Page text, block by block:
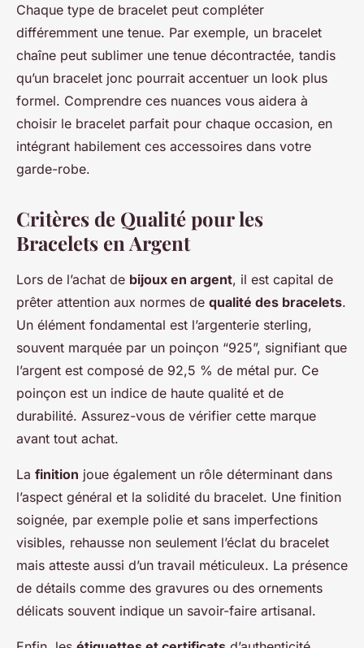
Chaque type de bracelet peut compléter
différemment une tenue. Par exemple, un bracelet
chaîne peut sublimer une tenue décontractée, tandis
qu’un bracelet jonc pourrait accentuer un look plus
formel. Comprendre ces nuances vous aidera à
choisir le bracelet parfait pour chaque occasion, en
intégrant habilement ces accessoires dans votre
garde-robe.
Critères de Qualité pour les
Bracelets en Argent
Lors de l’achat de bijoux en argent, il est capital de
prêter attention aux normes de qualité des bracelets.
Un élément fondamental est l’argenterie sterling,
souvent marquée par un poinçon “925”, signifiant que
l’argent est composé de 92,5 % de métal pur. Ce
poinçon est un indice de haute qualité et de
durabilité. Assurez-vous de vérifier cette marque
avant tout achat.
La finition joue également un rôle déterminant dans
l’aspect général et la solidité du bracelet. Une finition
soignée, par exemple polie et sans imperfections
visibles, rehausse non seulement l’éclat du bracelet
mais atteste aussi d’un travail méticuleux. La présence
de détails comme des gravures ou des ornements
délicats souvent indique un savoir-faire artisanal.